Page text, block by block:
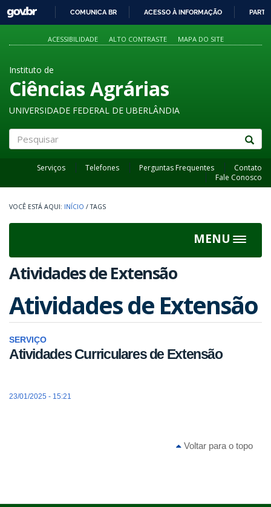
PARA
O
GOVBR
COMUNICA BR ACESSO À INFORMAÇÃO
ACESSIBILIDADE ALTO CONTRASTE MAPA DO SITE
Instituto de
Ciências Agrárias
UNIVERSIDADE FEDERAL DE UBERLÂNDIA
Serviços Telefones Perguntas Frequentes
Contato
Fale Conosco
INÍCIO / TAGS
MENU
Toggle
Atividades de Extensão
Atividades de Extensão
SERVIÇO
Atividades Curriculares de Extensão
23/01/2025 - 15:21
Voltar para o topo